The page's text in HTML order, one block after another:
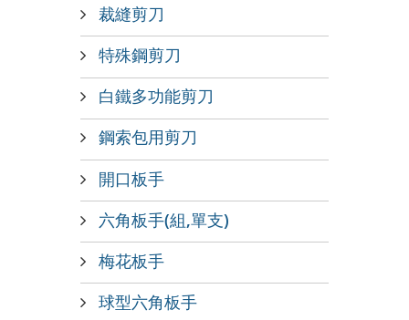
裁縫剪刀
特殊鋼剪刀
白鐵多功能剪刀
鋼索包用剪刀
開口板手
六角板手(組,單支)
梅花板手
球型六角板手